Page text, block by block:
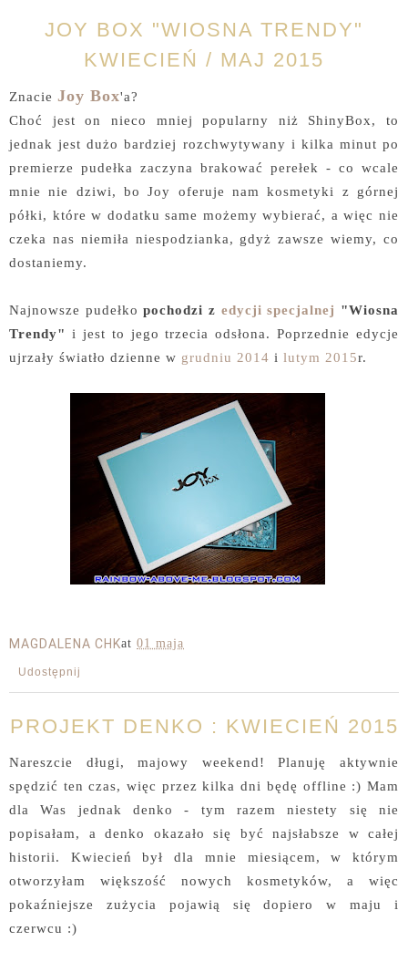
JOY BOX "WIOSNA TRENDY"
KWIECIEŃ / MAJ 2015
Znacie Joy Box'a?
Choć jest on nieco mniej popularny niż ShinyBox, to
jednak jest dużo bardziej rozchwytywany i kilka minut po
premierze pudełka zaczyna brakować perełek - co wcale
mnie nie dziwi, bo Joy oferuje nam kosmetyki z górnej
półki, które w dodatku same możemy wybierać, a więc nie
czeka nas niemiła niespodzianka, gdyż zawsze wiemy, co
dostaniemy.
Najnowsze pudełkopochodzi z edycji specjalnej "Wiosna
Trendy" i jest to jego trzecia odsłona. Poprzednie edycje
ujrzały światło dzienne w grudniu 2014 i lutym 2015r.
MAGDALENA CHKat 01 maja
Udostępnij
PROJEKT DENKO : KWIECIEŃ 2015
Nareszcie długi, majowy weekend! Planuję aktywnie
spędzić ten czas, więc przez kilka dni będę offline :) Mam
dla Was jednak denko - tym razem niestety się nie
popisałam, a denko okazało się być najsłabsze w całej
historii. Kwiecień był dla mnie miesiącem, w którym
otworzyłam większość nowych kosmetyków, a więc
pokaźniejsze zużycia pojawią się dopiero w maju i
czerwcu :)